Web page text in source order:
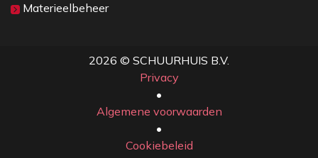
Materieelbeheer
2026 © SCHUURHUIS B.V.
Privacy
​• ​
Algemene voorwaarden
•
Cookiebeleid